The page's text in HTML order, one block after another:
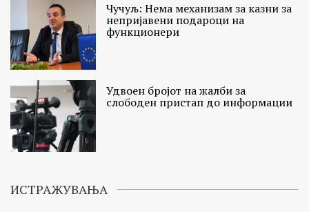
Чучуљ: Нема механизам за казни за
непријавени подароци на
функционери
Удвоен бројoт на жалби за
слободен пристап до информации
ИСТРАЖУВАЊА